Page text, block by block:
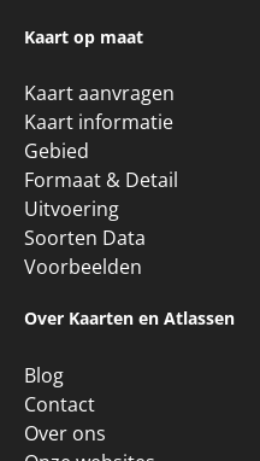
Kaart op maat
Kaart aanvragen
Kaart informatie
Gebied
Formaat & Detail
Uitvoering
Soorten Data
Voorbeelden
Over Kaarten en Atlassen
Blog
Contact
Over ons